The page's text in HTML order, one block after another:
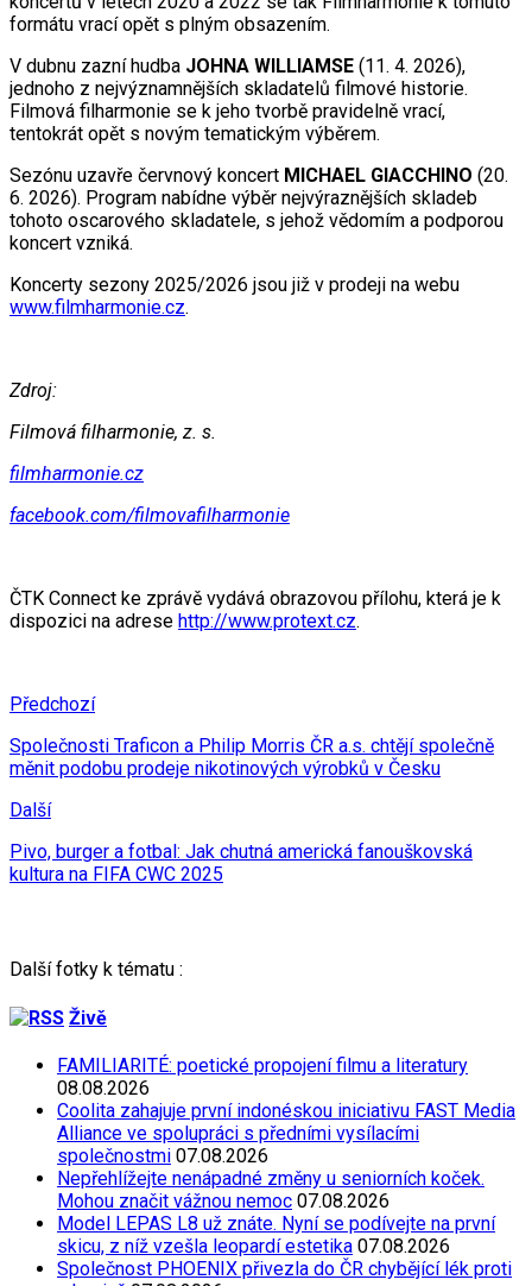
formátu vrací opět s plným obsazením.
V dubnu zazní hudba JOHNA WILLIAMSE (11. 4. 2026),
jednoho z nejvýznamnějších skladatelů filmové historie.
Filmová filharmonie se k jeho tvorbě pravidelně vrací,
tentokrát opět s novým tematickým výběrem.
Sezónu uzavře červnový koncert MICHAEL GIACCHINO (20.
6. 2026). Program nabídne výběr nejvýraznějších skladeb
tohoto oscarového skladatele, s jehož vědomím a podporou
koncert vzniká.
Koncerty sezony 2025/2026 jsou již v prodeji na webu
www.filmharmonie.cz.
Zdroj:
Filmová filharmonie, z. s.
filmharmonie.cz
facebook.com/filmovafilharmonie
ČTK Connect ke zprávě vydává obrazovou přílohu, která je k
dispozici na adrese http://www.protext.cz.
Předchozí
Společnosti Traficon a Philip Morris ČR a.s. chtějí společně
měnit podobu prodeje nikotinových výrobků v Česku
Další
Pivo, burger a fotbal: Jak chutná americká fanouškovská
kultura na FIFA CWC 2025
Další fotky k tématu :
Živě
FAMILIARITÉ: poetické propojení filmu a literatury
08.08.2026
Coolita zahajuje první indonéskou iniciativu FAST Media
Alliance ve spolupráci s předními vysílacími
společnostmi 07.08.2026
Nepřehlížejte nenápadné změny u seniorních koček.
Mohou značit vážnou nemoc 07.08.2026
Model LEPAS L8 už znáte. Nyní se podívejte na první
skicu, z níž vzešla leopardí estetika 07.08.2026
Společnost PHOENIX přivezla do ČR chybějící lék proti